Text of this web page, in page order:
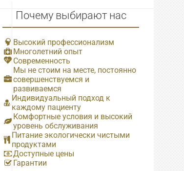
Почему выбирают нас
Высокий профессионализм
Многолетний опыт
Современность
Мы не стоим на месте, постоянно
совершенствуемся и
развиваемся
Индивидуальный подход к
каждому пациенту
Комфортные условия и высокий
уровень обслуживания
Питание экологически чистыми
продуктами
Доступные цены
Гарантии